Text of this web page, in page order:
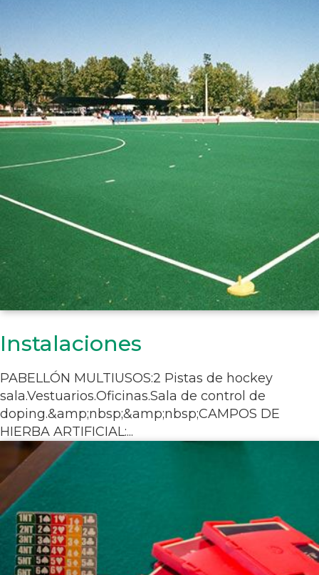
Instalaciones
PABELLÓN MULTIUSOS:2 Pistas de hockey
sala.Vestuarios.Oficinas.Sala de control de
doping.&amp;nbsp;&amp;nbsp;CAMPOS DE
HIERBA ARTIFICIAL:...